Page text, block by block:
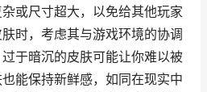
或尺寸超大，以免给其他玩家
时，考虑其与游戏环境的协调
于暗沉的皮肤可能让你难以被
能保持新鲜感，如同在现实中